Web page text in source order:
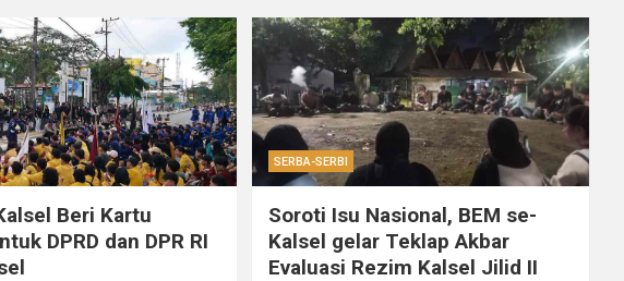
Beri Kartu
DPRD dan DPR RI
SERBA-SERBI
Soroti Isu Nasional, BEM se-
Kalsel gelar Teklap Akbar
Evaluasi Rezim Kalsel Jilid II